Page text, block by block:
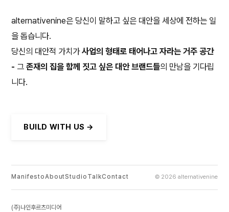
alternativenine은 당신이 말하고 싶은 대안을 세상에 전하는 일
을 돕습니다.
당신의 대안적 가치가사업의 형태로 태어나고 자라는 거주 공간
- 그 존재의 집을 함께 짓고 싶은 대안 브랜드들의 만남을 기다립
니다.
BUILD WITH US →
Manifesto AboutStudio TalkContact © 2026 alternativenine
(주)나인후르츠미디어